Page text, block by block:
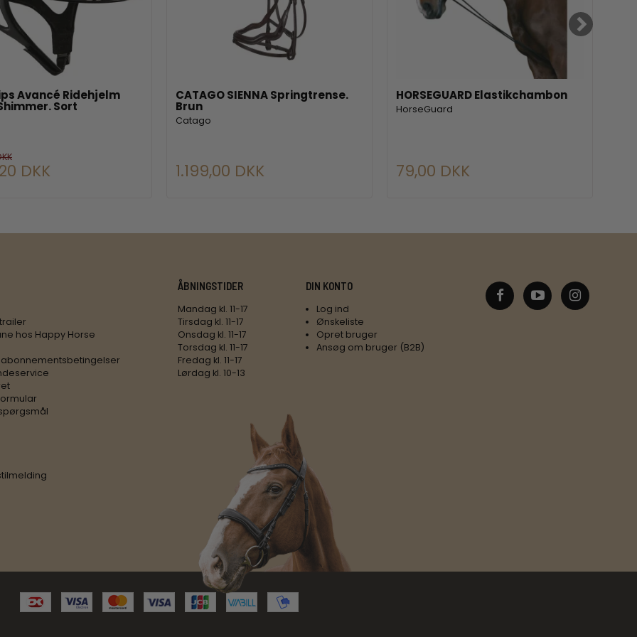
Avancé Ridehjelm
Sort
DKK
CATAGO SIENNA Springtrense.
Brun
Catago
1.199,00 DKK
HORSEGUARD Elastikchambon
HorseGuard
79,00 DKK
hos Happy Horse
ÅBNINGSTIDER
Mandag kl. 11-17
Tirsdag kl. 11-17
Onsdag kl. 11-17
Torsdag kl. 11-17
Fredag kl. 11-17
Lørdag kl. 10-13
DIN KONTO
Log ind
Ønskeliste
Opret bruger
Ansøg om bruger (B2B)